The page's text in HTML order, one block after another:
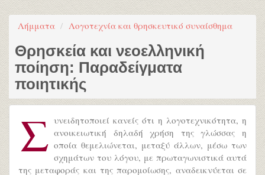
Λήμματα Λογοτεχνία και θρησκευτικό συναίσθημα
Θρησκεία και νεοελληνική
ποίηση: Παραδείγματα
ποιητικής
Σ υνειδητοποιεί κανείς ότι η λογοτεχνικότητα, η
ανοικειωτική δηλαδή χρήση της γλώσσας η
οποία θεμελιώνεται, μεταξύ άλλων, μέσω των
σχημάτων του λόγου, με πρωταγωνιστικά αυτά
της μεταφοράς και της παρομοίωσης, αναδεικνύεται σε